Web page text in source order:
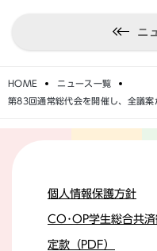
ニ
HOME
ニュース一覧
第83回通常総代会を開催し、全議案
個人情報保護方針
CO･OP学生総合共
定款（PDF）